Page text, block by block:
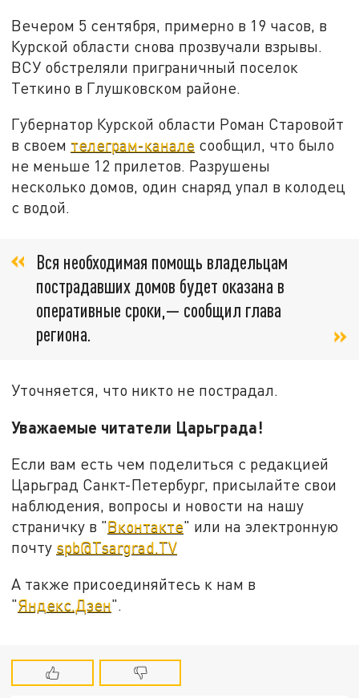
Вечером 5 сентября, примерно в 19 часов, в
Курской области снова прозвучали взрывы.
ВСУ обстреляли приграничный поселок
Теткино в Глушковском районе.
Губернатор Курской области Роман Старовойт
в своем телеграм-канале сообщил, что было
не меньше 12 прилетов. Разрушены
несколько домов, один снаряд упал в колодец
с водой.
Вся необходимая помощь владельцам
пострадавших домов будет оказана в
оперативные сроки,— сообщил глава
региона.
Уточняется, что никто не пострадал.
Уважаемые читатели Царьграда!
Если вам есть чем поделиться с редакцией
Царьград Санкт-Петербург, присылайте свои
наблюдения, вопросы и новости на нашу
страничку в "Вконтакте" или на электронную
почту spb@Tsargrad.TV
А также присоединяйтесь к нам в
"Яндекс.Дзен".